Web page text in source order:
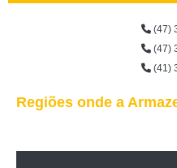
(47)
(47)
(41)
Regiões onde a